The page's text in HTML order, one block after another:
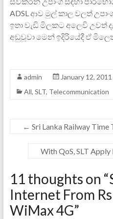
ADSL ආව මුල් කාල වලත්
ඉතා වැඩි මිලකට අලෙවි උවත්
අඩුවූවා මෙන් ඉදිරියේදී ඒ
admin
January 12, 2011
All, SLT, Telecommunication
← Sri Lanka Railway
With QoS, SLT
11 thoughts on “
Internet From
WiMax 4G”